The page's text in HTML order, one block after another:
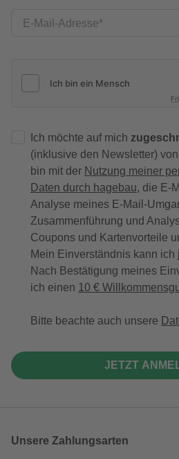
E-Mail-Adresse
Ich möchte auf mich
(inklusive den Newsletter)
bin mit der Nutzung meiner
Daten durch hagebau, die E-
Analyse meines E-Mail-
Zusammenführung und
Coupons und Kartenvorteile
Mein Einverständnis kann ich
Nach Bestätigung meines
ich einen 10 €
Bitte beachte auch unsere
JETZT
Unsere Zahlungsarten